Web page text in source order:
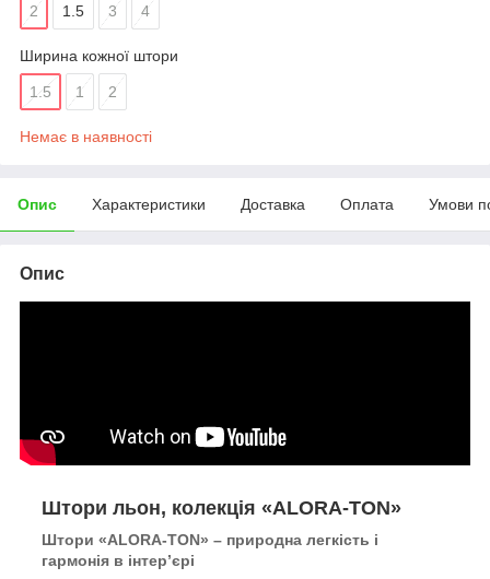
2 1.5 3 4
Ширина кожної штори
1.5 1 2
Немає в наявності
Опис Характеристики Доставка Оплата Умови
Опис
Штори льон, колекція «ALORA-TON»
Штори «ALORA-TON» – природна легкість і
гармонія в інтер’єрі